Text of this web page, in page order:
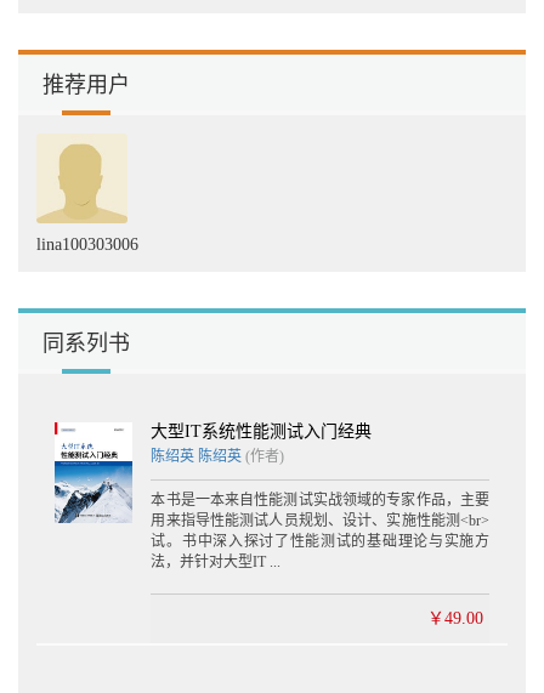
推荐用户
lina100303006
同系列书
大型IT系统性能测试入门经典
陈绍英 陈绍英 (作者)
本书是一本来自性能测试实战领域的专家作品，主要
用来指导性能测试人员规划、设计、实施性能测<br>
试。书中深入探讨了性能测试的基础理论与实施方
法，并针对大型IT ...
￥49.00